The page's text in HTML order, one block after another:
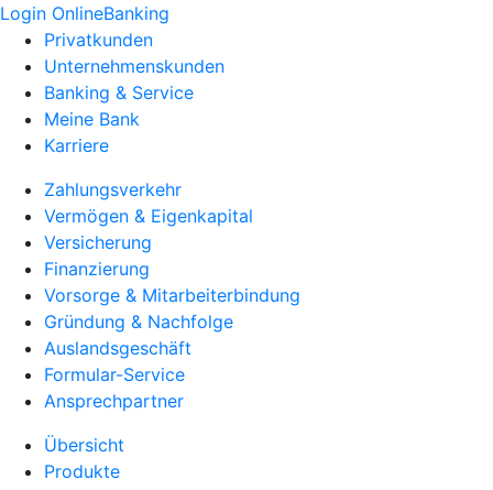
Login OnlineBanking
Privatkunden
Unternehmenskunden
Banking & Service
Meine Bank
Karriere
Zahlungsverkehr
Vermögen & Eigenkapital
Versicherung
Finanzierung
Vorsorge & Mitarbeiterbindung
Gründung & Nachfolge
Auslandsgeschäft
Formular-Service
Ansprechpartner
Übersicht
Produkte